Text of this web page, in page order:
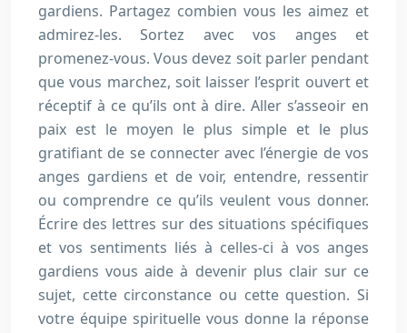
gardiens. Partagez combien vous les aimez et
admirez-les. Sortez avec vos anges et
promenez-vous. Vous devez soit parler pendant
que vous marchez, soit laisser l’esprit ouvert et
réceptif à ce qu’ils ont à dire. Aller s’asseoir en
paix est le moyen le plus simple et le plus
gratifiant de se connecter avec l’énergie de vos
anges gardiens et de voir, entendre, ressentir
ou comprendre ce qu’ils veulent vous donner.
Écrire des lettres sur des situations spécifiques
et vos sentiments liés à celles-ci à vos anges
gardiens vous aide à devenir plus clair sur ce
sujet, cette circonstance ou cette question. Si
votre équipe spirituelle vous donne la réponse